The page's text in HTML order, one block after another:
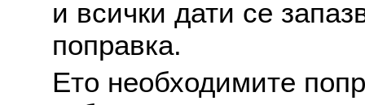
и всички дати се
поправка.
Ето необходимите